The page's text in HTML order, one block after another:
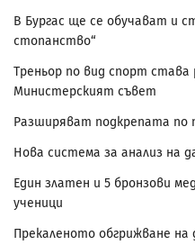
В Бургас ще се обучават и
стопанство“
Треньор по вид спорт става
Министерският съвет
Разширяват подкрепата по
Нова система за анализ на
Един златен и 5 бронзови
ученици
Прекаленото обгрижване на